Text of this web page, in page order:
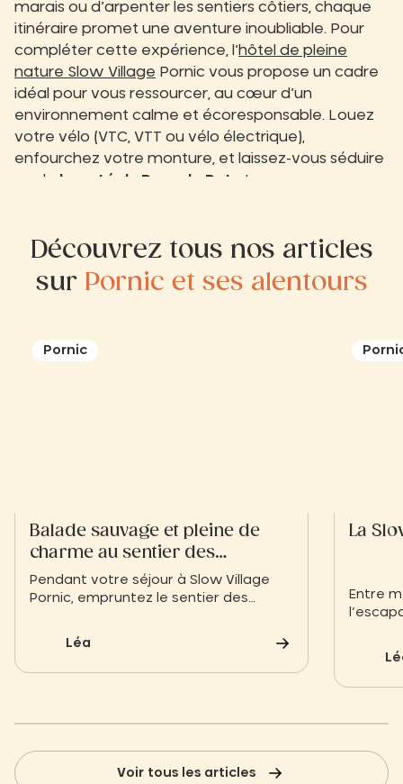
marais ou d’arpenter les sentiers côtiers, chaque
itinéraire promet une aventure inoubliable. Pour
compléter cette expérience, l’hôtel de pleine
nature Slow Village Pornic vous propose un cadre
idéal pour vous ressourcer, au cœur d’un
environnement calme et écoresponsable. Louez
votre vélo (VTC, VTT ou vélo électrique),
enfourchez votre monture, et laissez-vous séduire
par la beauté du Pays de Retz !
Découvrez tous nos articles
sur Pornic et ses alentours
Pornic
Balade sauvage et pleine de
charme au sentier des
Douaniers à Pornic
Pendant votre séjour à Slow Village
Pornic, empruntez le sentier des
la beauté sauvage de la côte
atlantique pour une immersion unique
au cœur du littoral.
Léa
La
Entre
life
Voir tous les articles